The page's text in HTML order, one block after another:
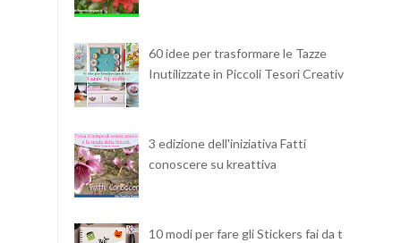
60 idee per trasformare le Tazze
Inutilizzate in Piccoli Tesori Creativi
3 edizione dell'iniziativa Fatti
conoscere su kreattiva
10 modi per fare gli Stickers fai da te